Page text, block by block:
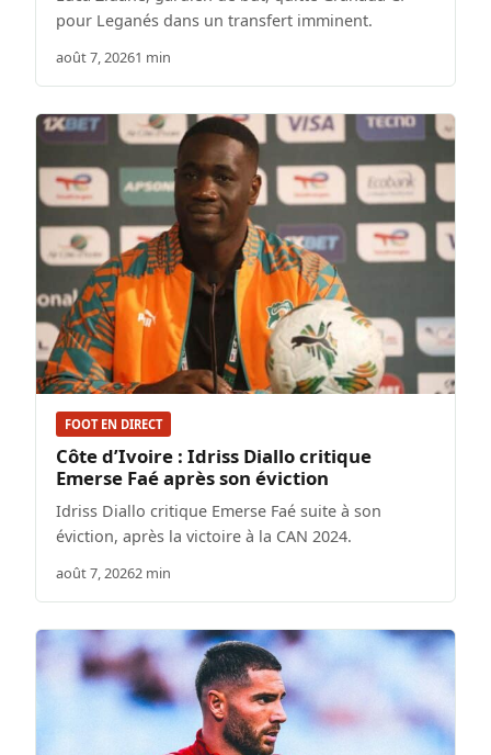
pour Leganés dans un transfert imminent.
août 7, 20261 min
FOOT EN DIRECT
Côte d’Ivoire : Idriss Diallo critique
Emerse Faé après son éviction
Idriss Diallo critique Emerse Faé suite à son
éviction, après la victoire à la CAN 2024.
août 7, 20262 min